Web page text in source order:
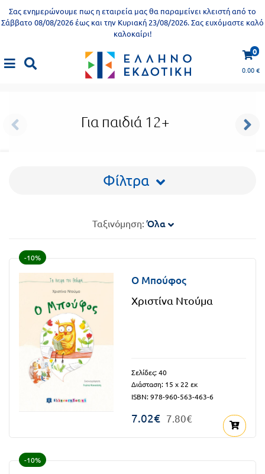
Σας ενημερώνουμε πως η εταιρεία μας θα παραμείνει κλειστή από το
Σάββατο 08/08/2026 έως και την Κυριακή 23/08/2026. Σας ευχόμαστε καλό
καλοκαίρι!
0
0.00€
X
Εκπαιδευτικά
είναι
FUN!
Παιδικό
βιβλίο
Χάρτες
Πανεπιστημιακά
Ξένες
Προδημοτική
εκπαίδευση
αφίσες
Β΄
Τάξη
Γ΄
Τάξη
Δ΄
Τάξη
Παιδικό βιβλίο
Για παιδιά 6+
Για παιδιά 12+
Φίλτρα
Ταξινόμηση:Όλα
-10%
Ο Μπούφος
Χριστίνα Ντούμα
Σελίδες: 40
Διάσταση: 15 x 22 εκ
ISBN: 978-960-563-463-6
7.02€ 7.80€
-10%